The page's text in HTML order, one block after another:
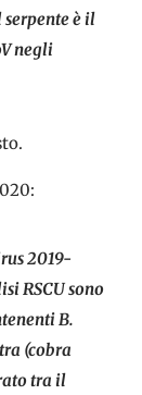
è il
negli
2019-
RSCU sono
B.
(cobra
tra il